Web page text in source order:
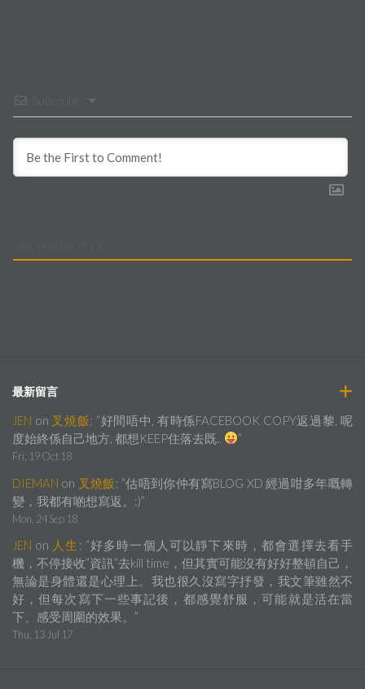
最新留言
JEN on 叉燒飯: “好間唔中, 有時係FACEBOOK COPY返過黎, 呢
度始終係自己地方, 都想KEEP住落去既..
”
Fri, 19 Oct 18
DIEMAN on 叉燒飯 : “估唔到你仲有寫BLOG XD 經過咁多年嘅轉
變，我都有啲想寫返。:)”
Mon, 24 Sep 18
JEN on 人生 : “好多時一個人可以靜下來時，都會選擇去看手
機，不停接收”資訊”去kill time，但其實可能沒有好好整頓自己，
無論是身體還是心理上。我也很久沒寫字抒發，我文筆雖然不
好，但每次寫下一些事記後，都感覺舒服，可能就是活在當
下、感受周圍的效果。 ”
Thu, 13 Jul 17